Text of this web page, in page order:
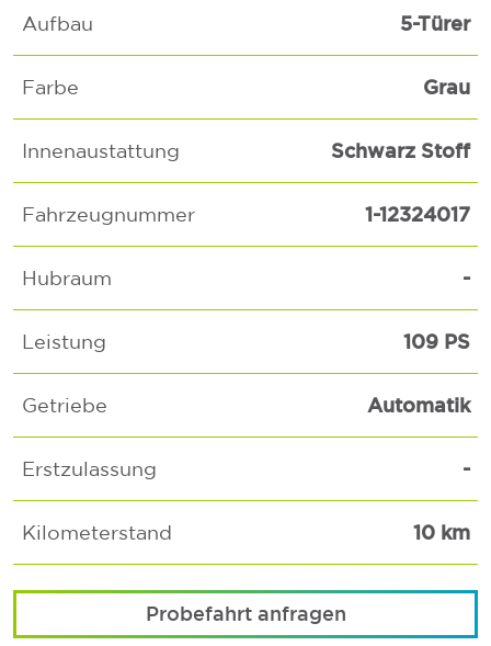
Aufbau 5-Türer
Farbe Grau
Innenaustattung Schwarz Stoff
Fahrzeugnummer 1-12324017
Hubraum -
Leistung 109 PS
Getriebe Automatik
Erstzulassung -
Kilometerstand 10 km
Probefahrt anfragen